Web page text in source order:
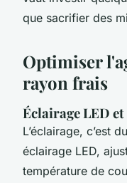
que sacrifier des
Optimiser
rayon frais
Éclairage LED
L’éclairage, c’est
éclairage LED,
température de